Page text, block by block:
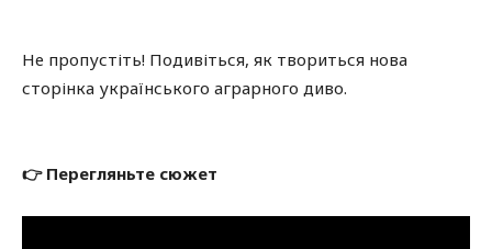
Не пропустіть! Подивіться, як твориться нова
сторінка українського аграрного диво.
👉 Перегляньте сюжет